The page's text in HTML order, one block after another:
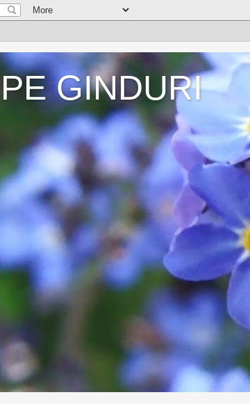
PE GINDURI